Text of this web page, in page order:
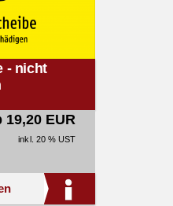
- nicht
19,20 EUR
inkl. 20 % UST